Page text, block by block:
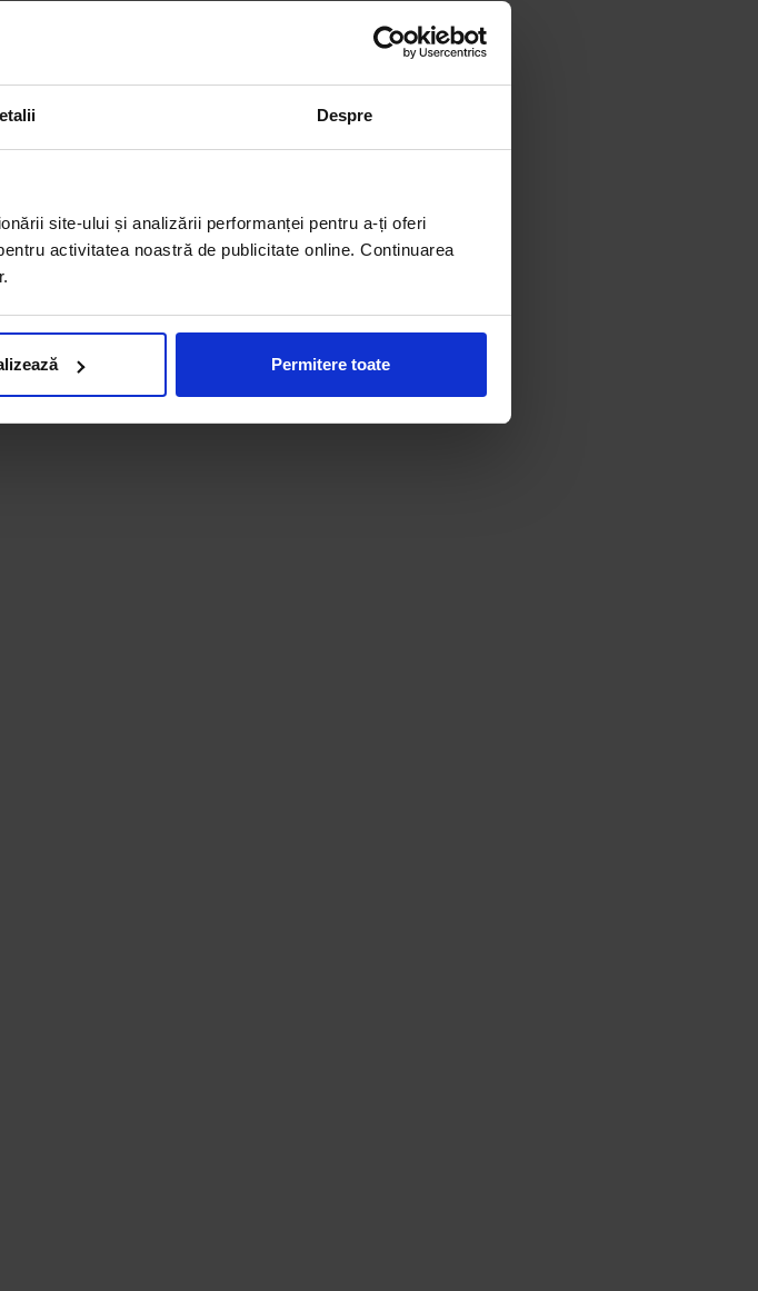
Despre
site-ului și analizării performanței pentru a-ți oferi
activitatea noastră de publicitate online. Continuarea
Permitere toate